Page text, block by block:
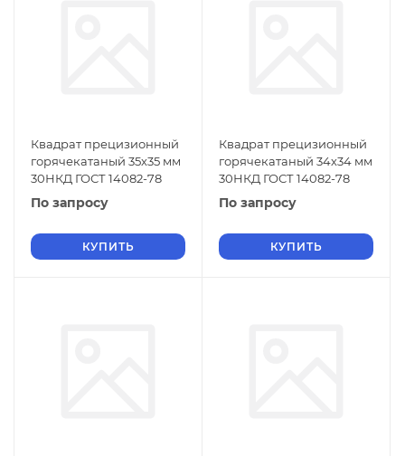
Квадрат прецизионный
горячекатаный 35х35 мм
30НКД ГОСТ 14082-78
По запросу
КУПИТЬ
Квадрат прецизионный
горячекатаный 34х34 мм
30НКД ГОСТ 14082-78
По запросу
КУПИТЬ